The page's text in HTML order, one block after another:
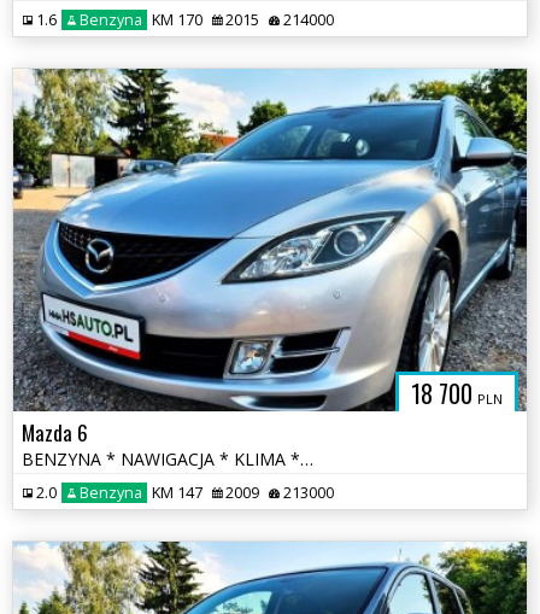
1.6 Benzyna KM 170 2015 214000
18 700 PLN
Mazda 6
BENZYNA * NAWIGACJA * KLIMA * super * okazja * polecamy
2.0 Benzyna KM 147 2009 213000